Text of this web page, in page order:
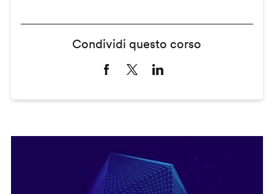
Condividi questo corso